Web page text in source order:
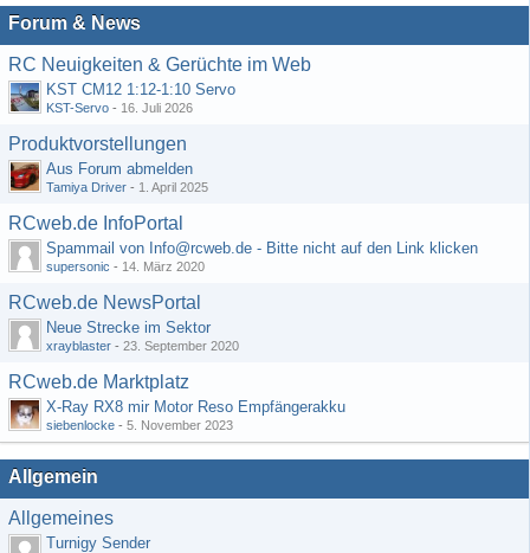
Forum & News
RC Neuigkeiten & Gerüchte im Web
KST CM12 1:12-1:10 Servo
KST-Servo - 16. Juli 2026
Produktvorstellungen
Aus Forum abmelden
Tamiya Driver - 1. April 2025
RCweb.de InfoPortal
Spammail von Info@rcweb.de - Bitte nicht auf den Link klicken
supersonic - 14. März 2020
RCweb.de NewsPortal
Neue Strecke im Sektor
xrayblaster - 23. September 2020
RCweb.de Marktplatz
X-Ray RX8 mir Motor Reso Empfängerakku
siebenlocke - 5. November 2023
Allgemein
Allgemeines
Turnigy Sender